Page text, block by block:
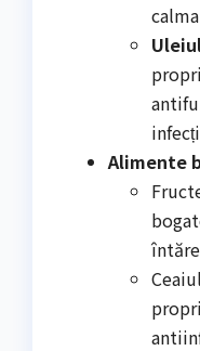
Alimente